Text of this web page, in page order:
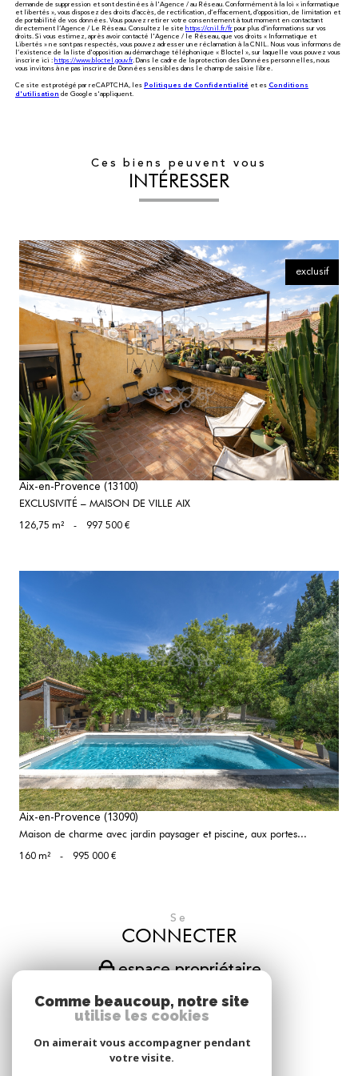
demande de suppression et sont destinées à l'Agence / au Réseau. Conformément à la loi « informatique
et libertés », vous disposez des droits d’accès, de rectification, d’effacement, d’opposition, de limitation et
de portabilité de vos données. Vous pouvez retirer votre consentement à tout moment en contactant
directement l’Agence / Le Réseau. Consultez le site https://cnil.fr/fr pour plus d’informations sur vos
droits. Si vous estimez, après avoir contacté l'Agence / le Réseau, que vos droits « Informatique et
Libertés » ne sont pas respectés, vous pouvez adresser une réclamation à la CNIL. Nous vous informons de
l’existence de la liste d'opposition au démarchage téléphonique « Bloctel », sur laquelle vous pouvez vous
inscrire ici : https://www.bloctel.gouv.fr. Dans le cadre de la protection des Données personnelles, nous
vous invitons à ne pas inscrire de Données sensibles dans le champ de saisie libre.
Ce site est protégé par reCAPTCHA, les Politiques de Confidentialité et es Conditions
d'utilisation de Google s'appliquent.
Ces biens peuvent vous
INTÉRESSER
exclusif
voir le bien
Aix-en-Provence (13100)
EXCLUSIVITÉ – MAISON DE VILLE AIX
126,75 m² - 997 500 €
voir le bien
Aix-en-Provence (13090)
Maison de charme avec jardin paysager et piscine, aux portes...
160 m² - 995 000 €
Se
CONNECTER
espace propriétaire
Nous
SUIVRE
Comme beaucoup, notre site
utilise les cookies
On aimerait vous accompagner pendant
votre visite.